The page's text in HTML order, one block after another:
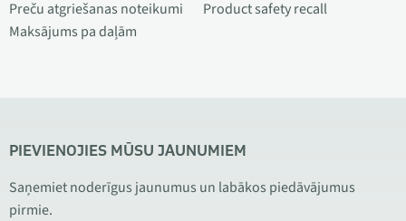
Preču atgriešanas noteikumi
Maksājums pa daļām
Product safety recall
PIEVIENOJIES MŪSU JAUNUMIEM
Saņemiet noderīgus jaunumus un labākos piedāvājumus
pirmie.